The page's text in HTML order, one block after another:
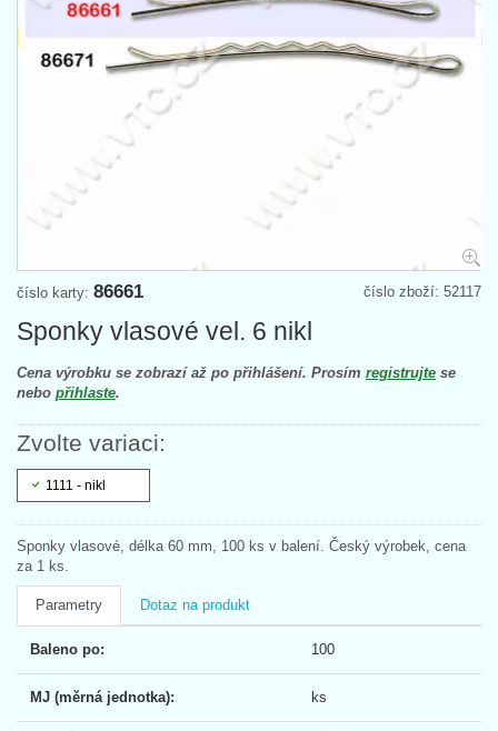
číslo zboží: 52117
číslo karty: 86661
Sponky vlasové vel. 6 nikl
Cena výrobku se zobrazí až po přihlášení. Prosím registrujte se
nebo přihlaste.
Zvolte variaci:
1111 - nikl
Sponky vlasové, délka 60 mm, 100 ks v balení. Český výrobek, cena
za 1 ks.
Parametry Dotaz na produkt
Baleno po: 100
MJ (měrná jednotka): ks